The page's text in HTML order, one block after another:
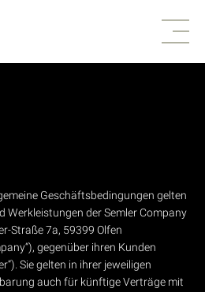
Geschäftsbedingungen gelten
Werkleistungen der Semler Company
Straße 7a, 59399 Olfen
gegenüber ihren Kunden
Sie gelten in ihrer jeweiligen
auch für künftige Verträge mit